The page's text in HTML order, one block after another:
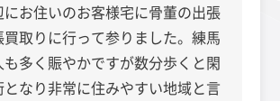
お住いのお客様宅に骨董の出張
取りに行って参りました。練馬
多く賑やかですが数分歩くと閑
なり非常に住みやすい地域と言